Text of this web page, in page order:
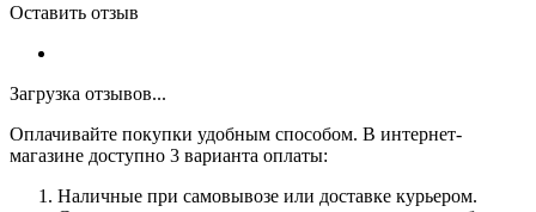
Оставить отзыв
Загрузка отзывов...
Оплачивайте покупки удобным способом. В интернет-
магазине доступно 3 варианта оплаты:
Наличные при самовывозе или доставке курьером.